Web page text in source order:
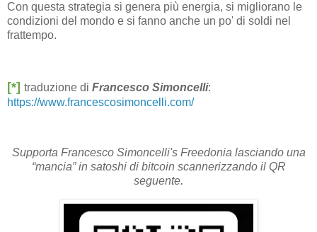
Con questa strategia si genera più energia, si migliorano le
condizioni del mondo e si fanno anche un po' di soldi nel
frattempo.
[*] traduzione di Francesco Simoncelli:
https://www.francescosimoncelli.com/
Supporta Francesco Simoncelli's Freedonia lasciando una
“mancia” in satoshi di bitcoin scannerizzando il QR
seguente.